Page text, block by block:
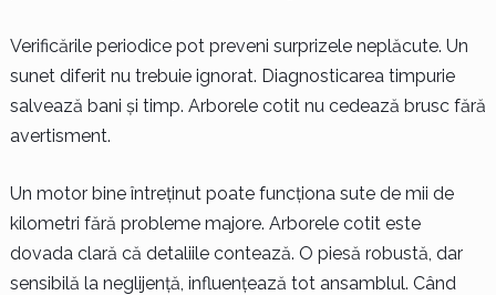
Verificările periodice pot preveni surprizele neplăcute. Un
sunet diferit nu trebuie ignorat. Diagnosticarea timpurie
salvează bani și timp. Arborele cotit nu cedează brusc fără
avertisment.
Un motor bine întreținut poate funcționa sute de mii de
kilometri fără probleme majore. Arborele cotit este
dovada clară că detaliile contează. O piesă robustă, dar
sensibilă la neglijență, influențează tot ansamblul. Când